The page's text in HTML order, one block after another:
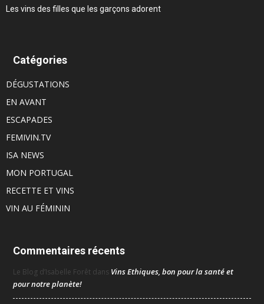
Les vins des filles que les garçons adorent
Catégories
DÉGUSTATIONS
EN AVANT
ESCAPADES
FEMIVIN.TV
ISA NEWS
MON PORTUGAL
RECETTE ET VINS
VIN AU FÉMININ
Commentaires récents
Le Blog d’Isabelle Forêt dans Vins Ethiques, bon pour la santé et
pour notre planète!